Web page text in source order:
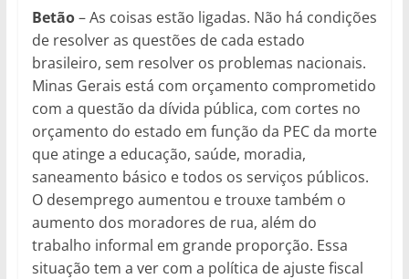
Betão– As coisas estão ligadas. Não há condições
de resolver as questões de cada estado
brasileiro, sem resolver os problemas nacionais.
Minas Gerais está com orçamento comprometido
com a questão da dívida pública, com cortes no
orçamento do estado em função da PEC da morte
que atinge a educação, saúde, moradia,
saneamento básico e todos os serviços públicos.
O desemprego aumentou e trouxe também o
aumento dos moradores de rua, além do
trabalho informal em grande proporção. Essa
situação tem a ver com a política de ajuste fiscal